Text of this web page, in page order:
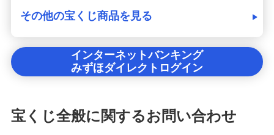
その他の宝くじ商品を見る
インターネットバンキング
みずほダイレクトログイン
宝くじ全般に関するお問い合わせ